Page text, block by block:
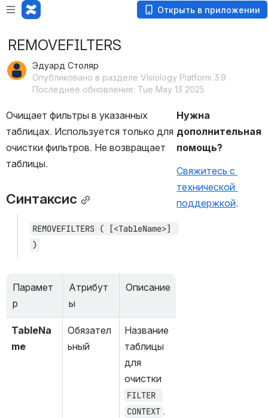
Открыть в приложении
REMOVEFILTERS
Эдуард Столяр
Опубликовано в разделе Visiology Platform 3.9
Последнее обновление: Tue May 13 2025
Очищает фильтры в указанных
таблицах. Используется только для
очистки фильтров. Не возвращает
таблицы.
Синтаксис
REMOVEFILTERS ( [<TableName>]
)
Парамет
р
Атрибут
ы
Описание
TableNa
me
Обязател
ьный
Название
таблицы
для
FILTER
CONTEXT .
Нужна
дополнительная
помощь?
Свяжитесь с
технической
поддержкой.